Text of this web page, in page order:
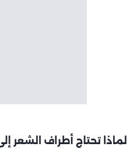
لماذا تحتاج أطراف الشعر